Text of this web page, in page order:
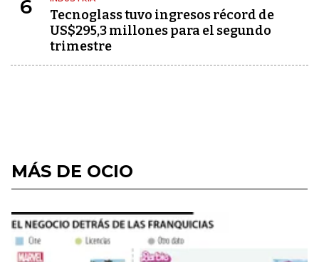
6
Tecnoglass tuvo ingresos récord de
US$295,3 millones para el segundo
trimestre
MÁS DE OCIO